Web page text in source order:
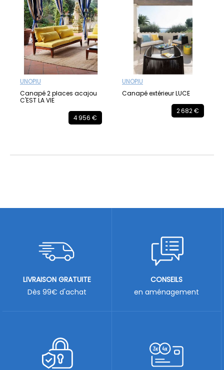
UNOPIU
Canapé 2 places acajou
C'EST LA VIE
4 956 €
UNOPIU
Canapé extérieur LUCE
2 682 €
LIVRAISON GRATUITE
Dès 99€ d'achat
CONSEILS
en aménagement